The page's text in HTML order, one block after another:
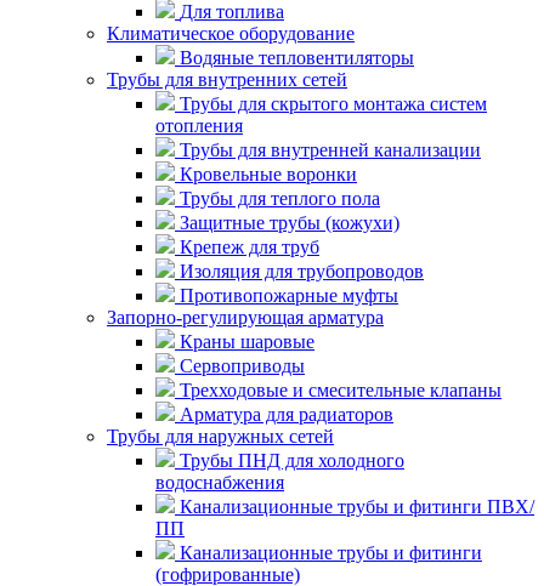
Для топлива
Климатическое оборудование
Водяные тепловентиляторы
Трубы для внутренних сетей
Трубы для скрытого монтажа систем
отопления
Трубы для внутренней канализации
Кровельные воронки
Трубы для теплого пола
Защитные трубы (кожухи)
Крепеж для труб
Изоляция для трубопроводов
Противопожарные муфты
Запорно-регулирующая арматура
Краны шаровые
Сервоприводы
Трехходовые и смесительные клапаны
Арматура для радиаторов
Трубы для наружных сетей
Трубы ПНД для холодного
водоснабжения
Канализационные трубы и фитинги ПВХ/
ПП
Канализационные трубы и фитинги
(гофрированные)